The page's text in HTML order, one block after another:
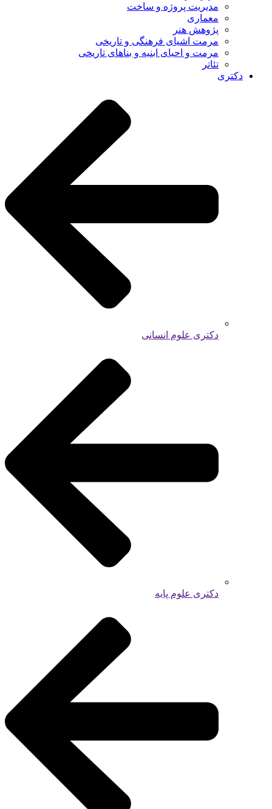
مدیریت پروژه و ساخت
معماری
پژوهش هنر
مرمت اشیای فرهنگی و تاریخی
مرمت و احیای ابنیه و بناهای تاریخی
تئاتر
دکتری
دکتری علوم انسانی
دکتری علوم پایه